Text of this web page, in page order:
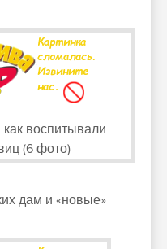
дам и «новые»